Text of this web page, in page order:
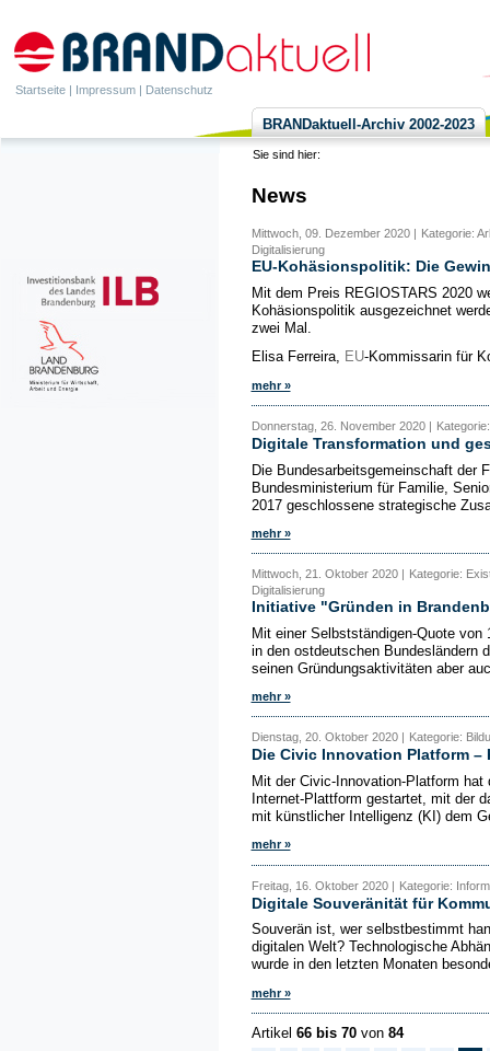
Startseite | Impressum | Datenschutz
BRANDaktuell-Archiv 2002-2023
Sie sind hier:
News
Mittwoch, 09. Dezember 2020 |
Kategorie:
Digitalisierung
EU-Kohäsionspolitik: Die
Mit dem Preis REGIOSTARS 2020
Kohäsionspolitik ausgezeichnet
zwei Mal.
Elisa Ferreira, EU-Kommissarin für
mehr »
Donnerstag, 26. November 2020 |
Digitale Transformation und
Die Bundesarbeitsgemeinschaft der
Bundesministerium für Familie,
2017 geschlossene strategische
mehr »
Mittwoch, 21. Oktober 2020 | Kategorie:
Digitalisierung
Initiative "Gründen in
Mit einer Selbstständigen-Quote
in den ostdeutschen Bundesländern
seinen Gründungsaktivitäten aber
mehr »
Dienstag, 20. Oktober 2020 | Kategorie:
Die Civic Innovation Platform –
Mit der Civic-Innovation-Platform
Internet-Plattform gestartet, mit der
mit künstlicher Intelligenz (KI) dem
mehr »
Freitag, 16. Oktober 2020 | Kategorie:
Digitale Souveränität für
Souverän ist, wer selbstbestimmt
digitalen Welt? Technologische
wurde in den letzten Monaten
mehr »
Artikel 66 bis 70von 84